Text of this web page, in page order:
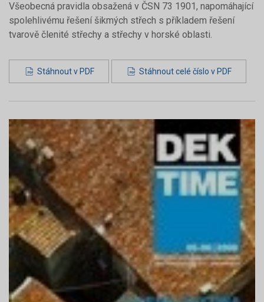
Všeobecná pravidla obsažená v ČSN 73 1901, napomáhající
spolehlivému řešení šikmých střech s příkladem řešení
tvarově členité střechy a střechy v horské oblasti.
Stáhnout v PDF Stáhnout celé číslo v PDF